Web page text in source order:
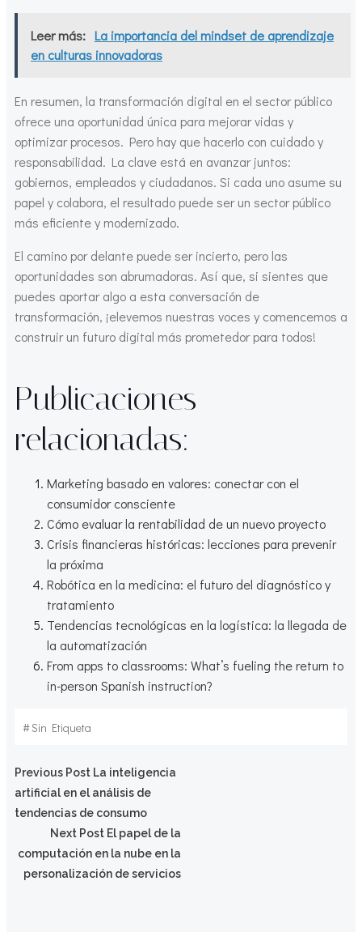
Leer más: La importancia del mindset de aprendizaje
en culturas innovadoras
En resumen, la transformación digital en el sector público
ofrece una oportunidad única para mejorar vidas y
optimizar procesos. Pero hay que hacerlo con cuidado y
responsabilidad. La clave está en avanzar juntos:
gobiernos, empleados y ciudadanos. Si cada uno asume su
papel y colabora, el resultado puede ser un sector público
más eficiente y modernizado.
El camino por delante puede ser incierto, pero las
oportunidades son abrumadoras. Así que, si sientes que
puedes aportar algo a esta conversación de
transformación, ¡elevemos nuestras voces y comencemos a
construir un futuro digital más prometedor para todos!
Publicaciones
relacionadas:
Marketing basado en valores: conectar con el
consumidor consciente
Cómo evaluar la rentabilidad de un nuevo proyecto
Crisis financieras históricas: lecciones para prevenir
la próxima
Robótica en la medicina: el futuro del diagnóstico y
tratamiento
Tendencias tecnológicas en la logística: la llegada de
la automatización
From apps to classrooms: What’s fueling the return to
in-person Spanish instruction?
#Sin Etiqueta
Navegación
por
las
Previous Post La inteligencia
artificial en el análisis de
tendencias de consumo
Navegación
por
Next Post El papel de la
computación en la nube en la
personalización de servicios